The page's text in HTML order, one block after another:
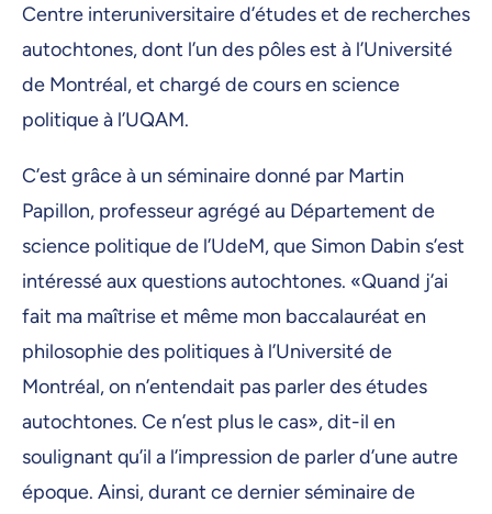
Centre interuniversitaire d’études et de recherches
autochtones, dont l’un des pôles est à l’Université
de Montréal, et chargé de cours en science
politique à l’UQAM.
C’est grâce à un séminaire donné par Martin
Papillon, professeur agrégé au Département de
science politique de l’UdeM, que Simon Dabin s’est
intéressé aux questions autochtones. «Quand j’ai
fait ma maîtrise et même mon baccalauréat en
philosophie des politiques à l’Université de
Montréal, on n’entendait pas parler des études
autochtones. Ce n’est plus le cas», dit-il en
soulignant qu’il a l’impression de parler d’une autre
époque. Ainsi, durant ce dernier séminaire de